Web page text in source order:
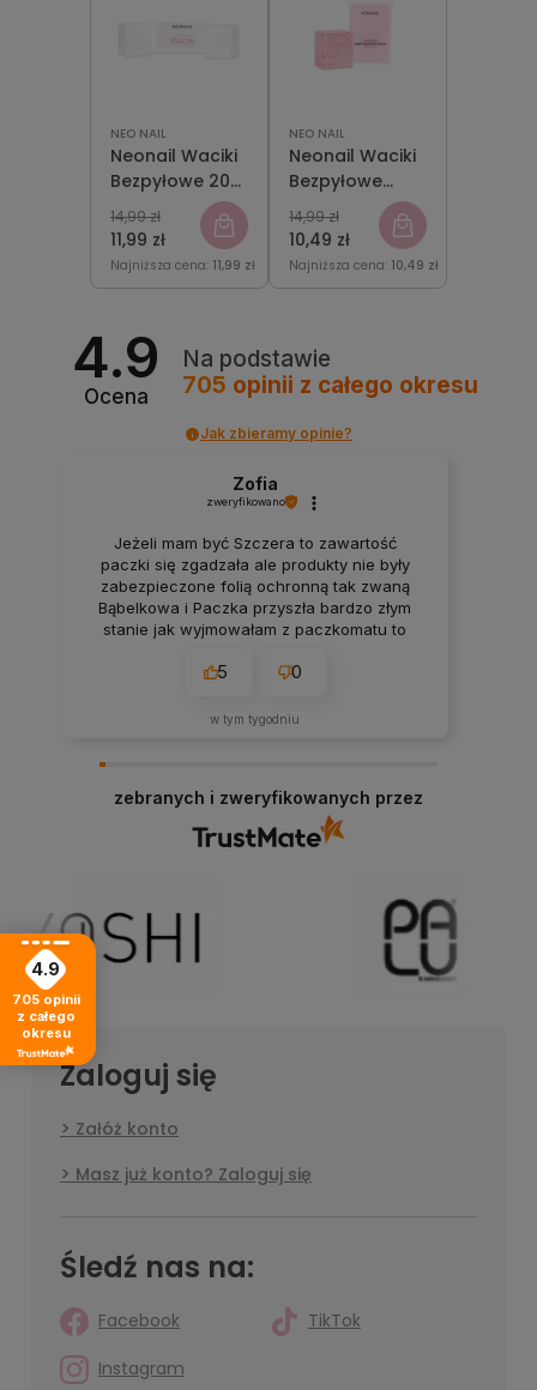
NEO NAIL
Neonail Waciki
Bezpyłowe 200
szt
11,99 zł
14,99 zł
Najniższa cena: 11,99 zł
NEO NAIL
Neonail Waciki
Bezpyłowe
Perforowane
175 szt
10,49 zł
14,99 zł
Najniższa cena: 10,49 zł
4.9
Ocena
Na podstawie
705 opinii z całego okresu
Jak zbieramy opinie?
Zofia
zweryfikowano
Jeżeli mam być Szczera to zawartość
paczki się zgadzała ale produkty nie były
zabezpieczone folią ochronną tak zwaną
Bąbelkowa i Paczka przyszła bardzo złym
stanie jak wyjmowałam z paczkomatu to
rozważałam to czy bym zamówiła drugi raz
5 0
w tym tygodniu
zebranych i zweryfikowanych przez
Zaloguj się
Załóż konto
Masz już konto? Zaloguj się
Śledź nas na:
Facebook
TikTok
Instagram
4.9
705 opinii
z całego
okresu